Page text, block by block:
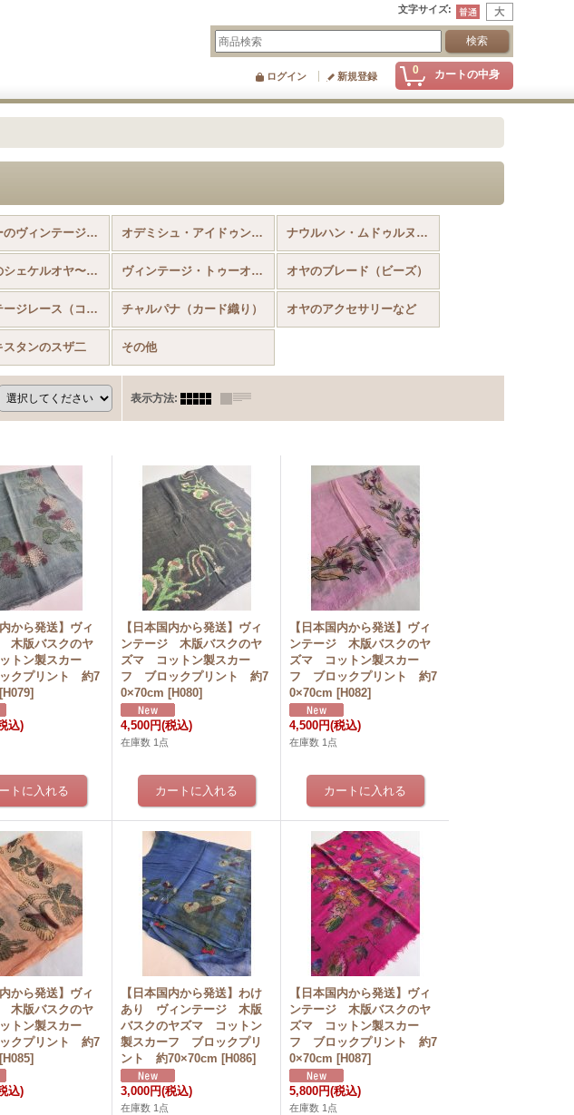
文字サイズ:
0 カートの中身
ログイン 新規登録
エラズーのヴィンテージのイーネオヤ オデミシュ・アイドゥンのヴィンテージのイーネオヤ ナウルハン・ムドゥルヌのヴィンテージのイーネオヤ
マニサのシェケルオヤ〜イーネからトゥーへの移行期 ヴィンテージ・トゥーオヤスカーフ オヤのブレード（ビーズ）
ヴィンテージレース（コットン） チャルパナ（カード織り） オヤのアクセサリーなど
スタンのスザ二 その他
表示方法:
内から発送】ヴィ
木版バスクのヤ
トン製スカー
クプリント 約7
[H079]
込)
【日本国内から発送】ヴィ
ンテージ 木版バスクのヤ
ズマ コットン製スカー
フ ブロックプリント 約7
0×70cm [H080]
4,500円(税込)
在庫数 1点
【日本国内から発送】ヴィ
ンテージ 木版バスクのヤ
ズマ コットン製スカー
フ ブロックプリント 約7
0×70cm [H082]
4,500円(税込)
在庫数 1点
内から発送】ヴィ
木版バスクのヤ
トン製スカー
クプリント 約7
[H085]
込)
【日本国内から発送】わけ
あり ヴィンテージ 木版
バスクのヤズマ コットン
製スカーフ ブロックプリ
ント 約70×70cm [H086]
3,000円(税込)
在庫数 1点
【日本国内から発送】ヴィ
ンテージ 木版バスクのヤ
ズマ コットン製スカー
フ ブロックプリント 約7
0×70cm [H087]
5,800円(税込)
在庫数 1点